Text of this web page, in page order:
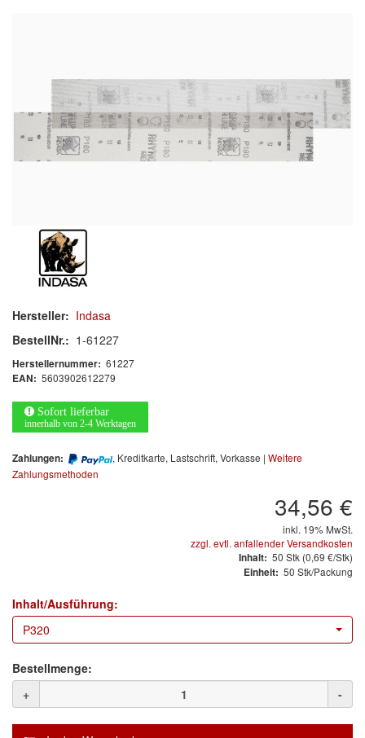
Kleben & Beschichten
Abdecken
Spachteln
Polieren
Malerbedarf & Zubehör
Reinigen
Arbeitsschutz
Luftfilter
Restposten
Colad
E-D
(1)
EVERCOAT
Hersteller: Indasa
BestellNr.: 1-61227
Herstellernummer: 61227
EAN: 5603902612279
Sofort lieferbar
innerhalb von 2-4 Werktagen
Zahlungen: , Kreditkarte, Lastschrift, Vorkasse | Weitere
Zahlungsmethoden
34,56 €
inkl. 19% MwSt.
zzgl. evtl. anfallender Versandkosten
Inhalt: 50 Stk (0,69 €/Stk)
Einheit: 50 Stk/Packung
Inhalt/Ausführung:
P320
Bestellmenge:
+
-